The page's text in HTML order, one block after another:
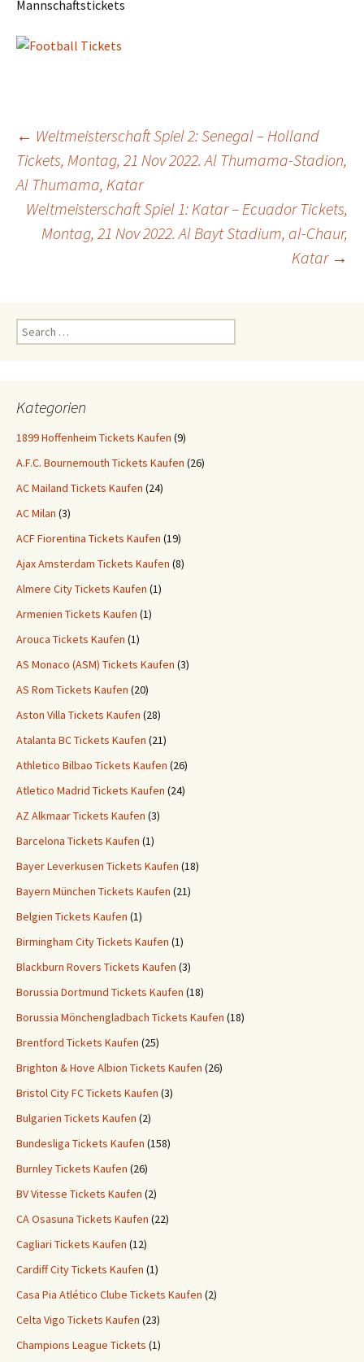
Mannschaftstickets
Post
navigation
← Weltmeisterschaft Spiel 2: Senegal – Holland
Tickets, Montag, 21 Nov 2022. Al Thumama-Stadion,
Al Thumama, Katar
Weltmeisterschaft Spiel 1: Katar – Ecuador Tickets,
Montag, 21 Nov 2022. Al Bayt Stadium, al-Chaur,
Katar →
Search
for:
Kategorien
1899 Hoffenheim Tickets Kaufen (9)
A.F.C. Bournemouth Tickets Kaufen (26)
AC Mailand Tickets Kaufen (24)
AC Milan (3)
ACF Fiorentina Tickets Kaufen (19)
Ajax Amsterdam Tickets Kaufen (8)
Almere City Tickets Kaufen (1)
Armenien Tickets Kaufen (1)
Arouca Tickets Kaufen (1)
AS Monaco (ASM) Tickets Kaufen (3)
AS Rom Tickets Kaufen (20)
Aston Villa Tickets Kaufen (28)
Atalanta BC Tickets Kaufen (21)
Athletico Bilbao Tickets Kaufen (26)
Atletico Madrid Tickets Kaufen (24)
AZ Alkmaar Tickets Kaufen (3)
Barcelona Tickets Kaufen (1)
Bayer Leverkusen Tickets Kaufen (18)
Bayern München Tickets Kaufen (21)
Belgien Tickets Kaufen (1)
Birmingham City Tickets Kaufen (1)
Blackburn Rovers Tickets Kaufen (3)
Borussia Dortmund Tickets Kaufen (18)
Borussia Mönchengladbach Tickets Kaufen (18)
Brentford Tickets Kaufen (25)
Brighton & Hove Albion Tickets Kaufen (26)
Bristol City FC Tickets Kaufen (3)
Bulgarien Tickets Kaufen (2)
Bundesliga Tickets Kaufen (158)
Burnley Tickets Kaufen (26)
BV Vitesse Tickets Kaufen (2)
CA Osasuna Tickets Kaufen (22)
Cagliari Tickets Kaufen (12)
Cardiff City Tickets Kaufen (1)
Casa Pia Atlético Clube Tickets Kaufen (2)
Celta Vigo Tickets Kaufen (23)
Champions League Tickets (1)